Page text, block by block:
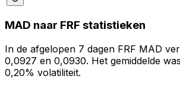
MAD naar FRF statistieken
In de afgelopen 7 dagen FRF MAD
0,0927 en 0,0930. Het gemiddelde
0,20% volatiliteit.